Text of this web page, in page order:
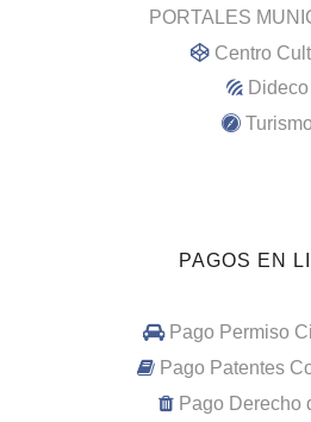
PORTALES
Centro
Dideco
PAGOS EN
Pago Permiso
Pago Patentes
Pago Derecho